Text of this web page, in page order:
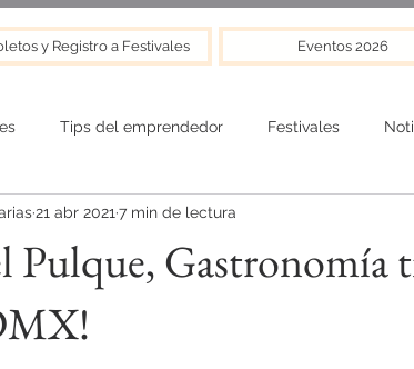
y Registro a Festivales Eventos 2026
Tips del emprendedor Festivales
Pulque, Gastronomía
21 abr 2021 7 min de lectura